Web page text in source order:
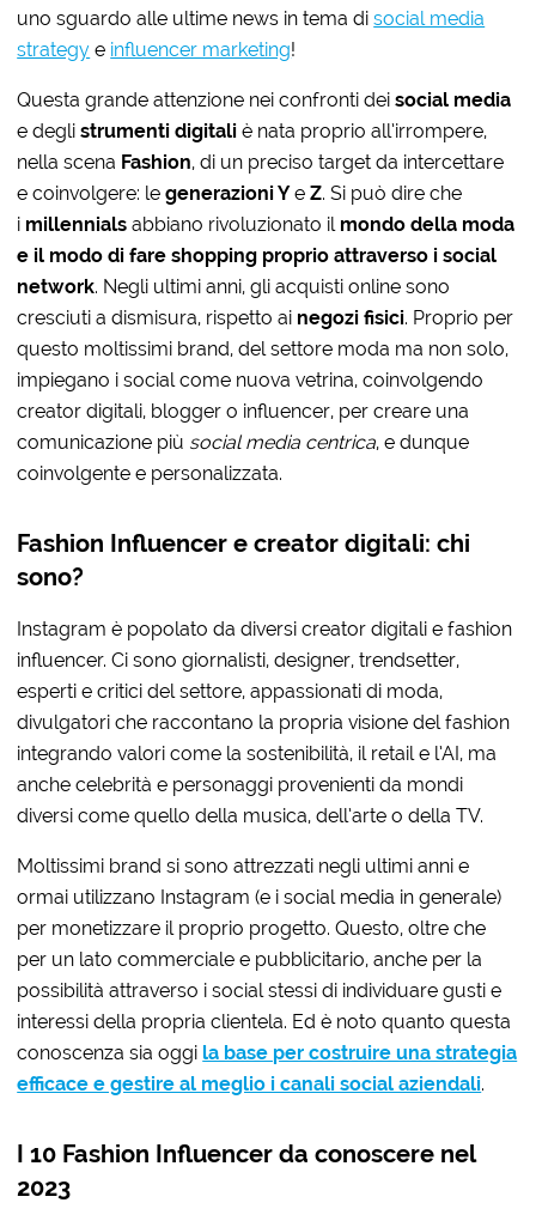
uno sguardo alle ultime news in tema disocial media
strategy e influencer marketing!
Questa grande attenzione nei confronti deisocial media
e deglistrumenti digitali è nata proprio all’irrompere,
nella scena Fashion, di un preciso target da intercettare
e coinvolgere: legenerazioni Ye Z. Si può dire che
i millennialsabbiano rivoluzionato il mondo della moda
e il modo di fare shopping proprio attraverso i social
network. Negli ultimi anni, gli acquisti online sono
cresciuti a dismisura, rispetto ai negozi fisici. Proprio per
questo moltissimi brand, del settore moda ma non solo,
impiegano i social come nuova vetrina, coinvolgendo
creator digitali, blogger o influencer, per creare una
comunicazione più social media centrica, e dunque
coinvolgente e personalizzata.
Fashion Influencer e creator digitali: chi
sono?
Instagram è popolato da diversi creator digitali e fashion
influencer. Ci sono giornalisti, designer, trendsetter,
esperti e critici del settore, appassionati di moda,
divulgatori che raccontano la propria visione del fashion
integrando valori come la sostenibilità, il retail e l’AI, ma
anche celebrità e personaggi provenienti da mondi
diversi come quello della musica, dell’arte o della TV.
Moltissimi brand si sono attrezzati negli ultimi anni e
ormai utilizzano Instagram (e i social media in generale)
per monetizzare il proprio progetto. Questo, oltre che
per un lato commerciale e pubblicitario, anche per la
possibilità attraverso i social stessi di individuare gusti e
interessi della propria clientela. Ed è noto quanto questa
conoscenza sia oggi la base per costruire una strategia
efficace e gestire al meglio i canali social aziendali.
I 10 Fashion Influencer da conoscere nel
2023